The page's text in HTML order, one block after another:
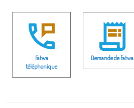
Fatwa
téléphonique
Demande de fatwa